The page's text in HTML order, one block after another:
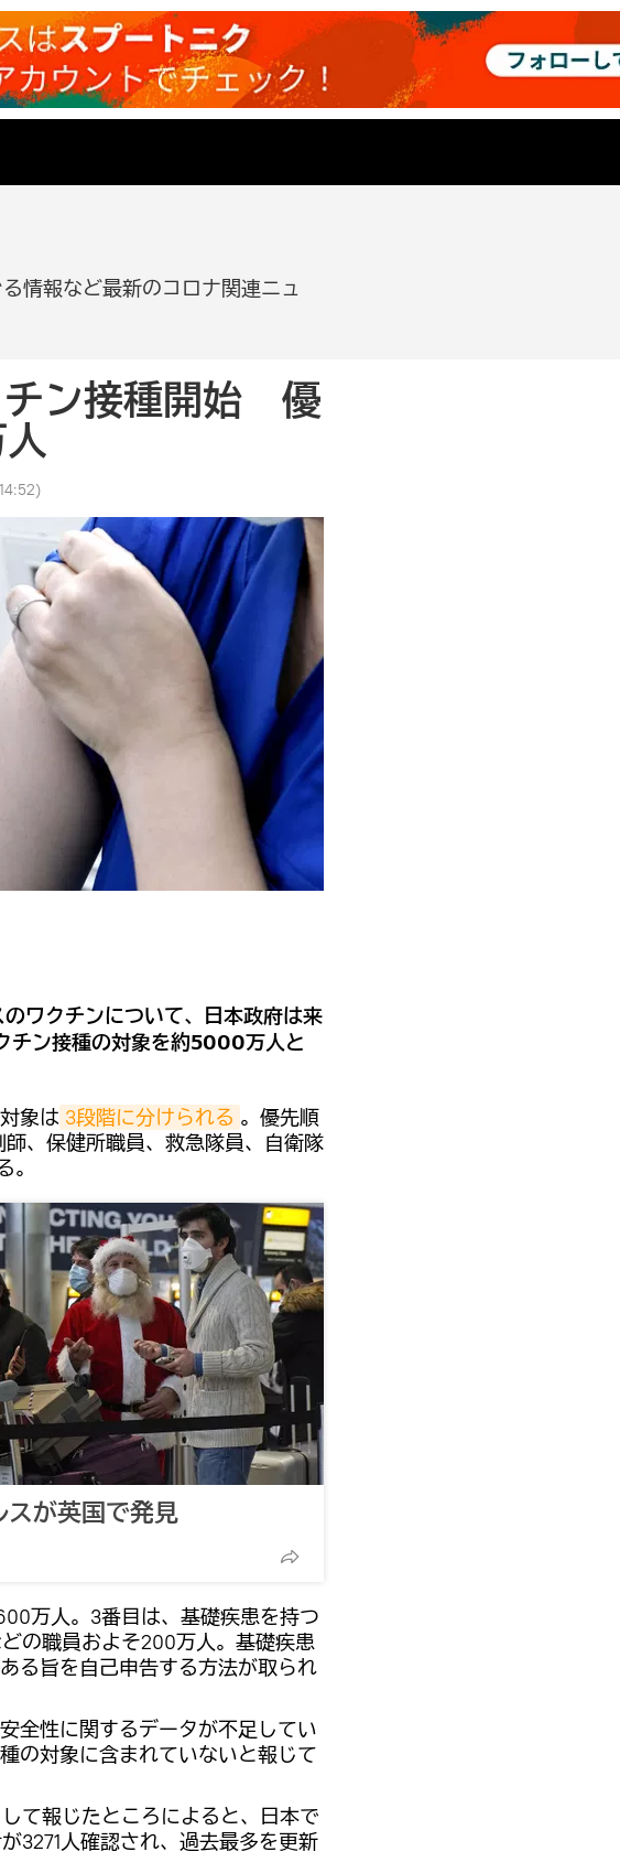
情報など最新のコロナ関連ニュ
チン接種開始 優
)
ワクチンについて、日本政府は来
チン接種の対象を約5000万人と
象は 3段階に分けられる 。優先順
、保健所職員、救急隊員、自衛隊
スが英国で発見
万人。3番目は、基礎疾患を持つ
の職員およそ200万人。基礎疾患
る旨を自己申告する方法が取られ
全性に関するデータが不足してい
の対象に含まれていないと報じて
て報じたところによると、日本で
3271人確認され、過去最多を更新